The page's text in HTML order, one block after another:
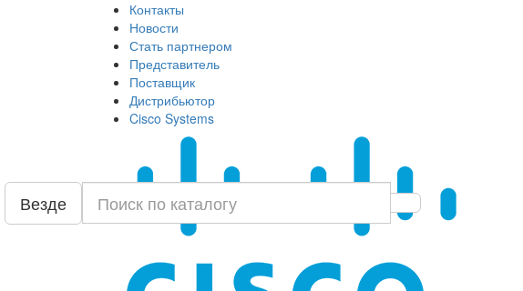
Контакты
Новости
Стать партнером
Представитель
Поставщик
Дистрибьютор
Cisco Systems
Везде